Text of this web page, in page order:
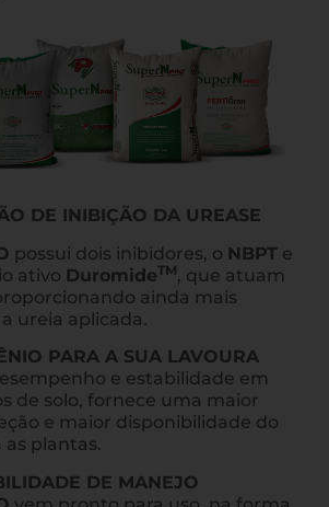
DE INIBIÇÃO DA UREASE
possui dois inibidores, o NBPT e
ativo DuromideTM, que atuam
ainda mais
ureia aplicada.
PARA A SUA LAVOURA
e estabilidade em
de solo, fornece uma maior
e maior disponibilidade do
plantas.
DE MANEJO